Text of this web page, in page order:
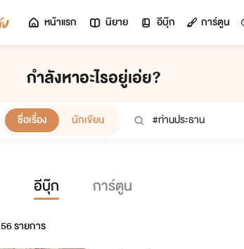
หน้าแรก นิยาย อีบุ๊ก การ์ตูน
กำลังหาอะไรอยู่เอ่ย?
ชื่อเรื่อง นักเขียน
อีบุ๊ก การ์ตูน
56รายการ